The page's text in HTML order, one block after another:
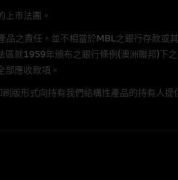
理集團的書面同意前，不可複製、改
上市法團。
之責任，並不相當於MBL之銀行存款或
就1959年頒布之銀行條例(澳洲聯邦)下
部應收款項。
版形式向持有我們結構性產品的持有人提